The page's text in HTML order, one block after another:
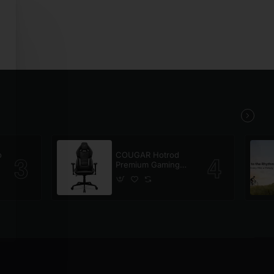
COUGAR Hotrod
Premium Gaming
Chair Black